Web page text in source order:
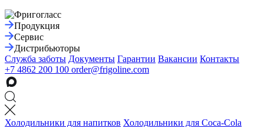
Продукция
Сервис
Дистрибьюторы
Служба заботы Документы Гарантии Вакансии Контакты
+7 4862 200 100 order@frigoline.com
Холодильники для напитков Холодильники для Coca-Cola